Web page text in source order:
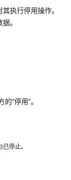
执行停用操作。
。
“停用”。
停止。